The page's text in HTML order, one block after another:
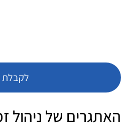
לקבלת
האתגרים של ניהול